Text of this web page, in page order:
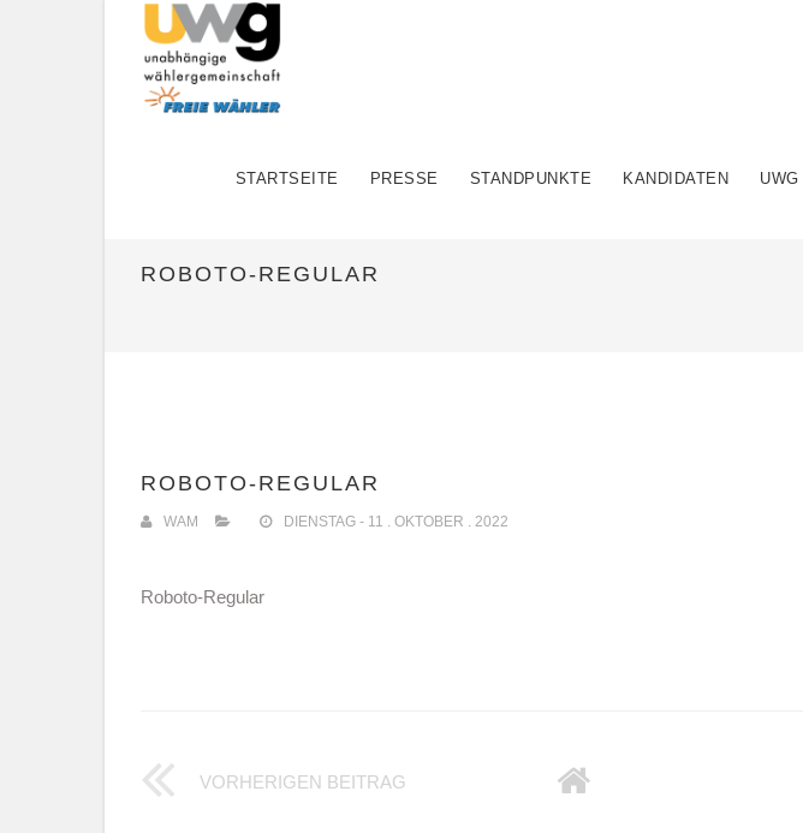
STARTSEITE PRESSE STANDPUNKTE KANDIDATEN
ROBOTO-REGULAR
ROBOTO-REGULAR
WAM DIENSTAG - 11 . OKTOBER . 2022
Roboto-Regular
VORHERIGEN BEITRAG